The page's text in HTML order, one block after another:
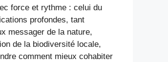
force et rythme : celui du
profondes, tant
messager de la nature,
de la biodiversité locale,
comment mieux cohabiter